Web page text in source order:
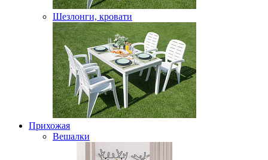
Шезлонги, кровати
Прихожая
Вешалки